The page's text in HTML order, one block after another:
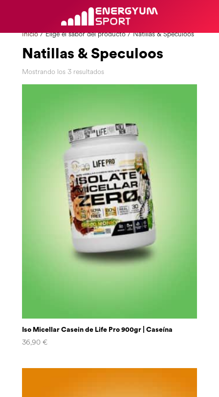
Inicio/ Elige el sabor del producto / Natillas & Speculoos
Natillas & Speculoos
Mostrando los 3 resultados
Iso Micellar Casein de Life Pro 900gr | Caseína
36,90 €